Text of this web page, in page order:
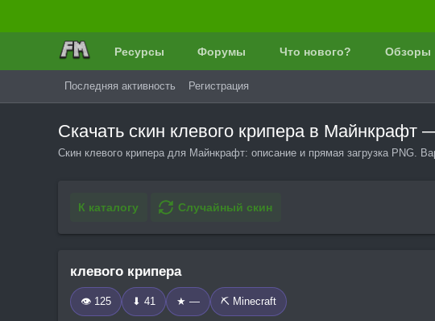
Ресурсы Форумы Что нового? Обзоры
Последняя активность Регистрация
Скачать скин клевого крипера в Майнкрафт
Скин клевого крипера для Майнкрафт: описание и прямая загрузка PNG.
К каталогу Случайный скин
клевого крипера
👁 125 ⬇ 41 ★ — ⛏️ Minecraft